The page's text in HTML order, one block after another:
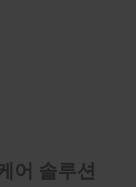
어 솔루션